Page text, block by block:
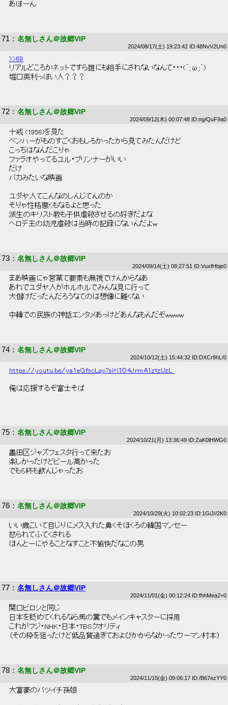
あぽーん
71 ： 名無しさん＠故郷VIP
2024/08/17(土) 19:23:42 ID:48NvV2Un0
>>69
リアルどころかネットですら誰にも相手にされないなんて・・・(´;ω;｀)
堀口英利っぽい人？？？
72 ： 名無しさん＠故郷VIP
2024/09/12(木) 00:07:48 ID:ng/QuF9a0
十戒 (1956)を見た
ベンハーがものすごくおもしろかったから見てみたんだけど
こっちはなんだこりゃ
ファラオやってるユル・ブリンナーがいい
だけ
バカみたいな映画
ユダヤ人てこんなのしんじてんのか
そりゃ性格悪くもなるよと思った
派生のキリスト教も子供虐殺させるの好きだよな
ヘロデ王の幼児虐殺は当時の記録にないんだよw
73 ： 名無しさん＠故郷VIP
2024/09/14(土) 08:27:51 ID:VuxfHbje0
まあ映画にゃ営業て要素も無視でけんからなあ
あれでユダヤ人がホルホルでみんな見に行って
大儲けだったんだろうなてのは想像に難くない
中韓での民族の神話エンタメあっけどあんなもんだぞwwww
74 ： 名無しさん＠故郷VIP
2024/10/12(土) 15:44:32 ID:DXCr8hL/0
https://youtu.be/ya1eGfscLqo?si=i1O4JrmA1ztzUzL_
俺は応援するぞ富士そば
75 ： 名無しさん＠故郷VIP
2024/10/21(月) 13:36:49 ID:ZaK0lHWG0
墨田区ジャズフェスタ行って来たお
楽しかったけどビール高かった
でも５杯も飲んじゃったお
76 ： 名無しさん＠故郷VIP
2024/10/29(火) 10:02:23 ID:1GiJ//2K0
いい歳こいて目じりにメス入れた鼻くそほくろの韓国マンセー
怒られてふてくされる
ほんとーにやることなすこと不愉快だなこの男
77 ： 名無しさん＠故郷VIP
2024/11/01(金) 00:12:24 ID:fhhMea2+0
関口ピロシと同じ
日本を貶めてくれるなら馬の糞でもメインキャスターに採用
これがフジ・NHK・日本・TBSクオリティ
（その枠を狙ったけど低品質過ぎておよびかからなかったウーマン村本）
78 ： 名無しさん＠故郷VIP
2024/11/15(金) 09:06:17 ID:/B67ezYY0
大富豪のバツイチ孫娘